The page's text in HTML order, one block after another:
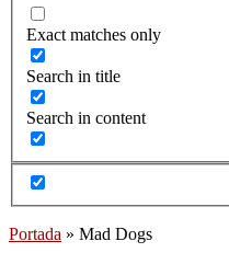
Exact matches only
Search in title
Search in content
Portada » Mad Dogs